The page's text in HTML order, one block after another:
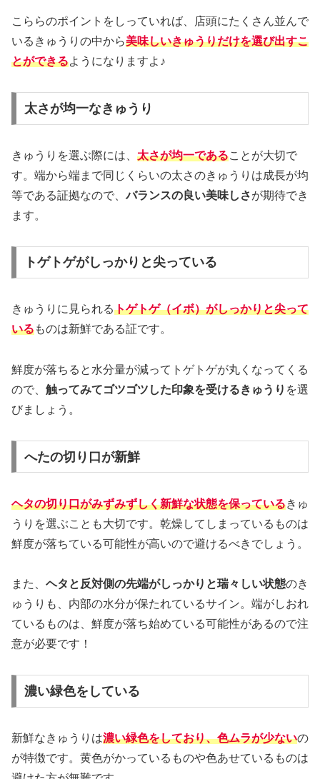
こららのポイントをしっていれば、店頭にたくさん並んで
いるきゅうりの中から美味しいきゅうりだけを選び出すこ
とができるようになりますよ♪
太さが均一なきゅうり
きゅうりを選ぶ際には、 太さが均一であることが大切で
す。端から端まで同じくらいの太さのきゅうりは成長が均
等である証拠なので、バランスの良い美味しさが期待でき
ます。
トゲトゲがしっかりと尖っている
きゅうりに見られるトゲトゲ（イボ）がしっかりと尖って
いるものは新鮮である証です。
鮮度が落ちると水分量が減ってトゲトゲが丸くなってくる
ので、 触ってみてゴツゴツした印象を受けるきゅうり を選
びましょう。
へたの切り口が新鮮
ヘタの切り口がみずみずしく新鮮な状態を保っているきゅ
うりを選ぶことも大切です。乾燥してしまっているものは
鮮度が落ちている可能性が高いので避けるべきでしょう。
また、 ヘタと反対側の先端がしっかりと瑞々しい状態のき
ゅうりも、内部の水分が保たれているサイン。端がしおれ
ているものは、鮮度が落ち始めている可能性があるので注
意が必要です！
濃い緑色をしている
新鮮なきゅうりは濃い緑色をしており、色ムラが少ないの
が特徴です。黄色がかっているものや色あせているものは